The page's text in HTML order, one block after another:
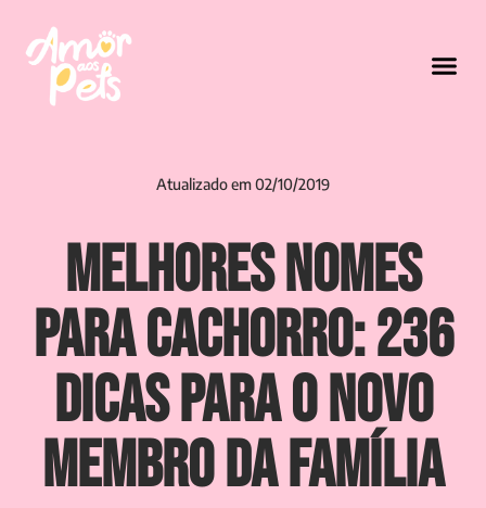
Atualizado em02/10/2019
Melhores Nomes
para Cachorro: 236
Dicas para o Novo
Membro da Família